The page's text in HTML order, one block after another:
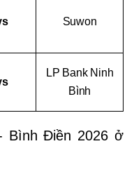
Suwon
LP Bank Ninh
Bình
Bình Điền 2026 ở